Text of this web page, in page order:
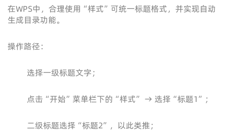
在WPS中，合理使用“样式”可统一标题格式，并实现自动
生成目录功能。
操作路径：
选择一级标题文字；
点击“开始”菜单栏下的“样式” → 选择“标题1”；
二级标题选择“标题2”，以此类推；